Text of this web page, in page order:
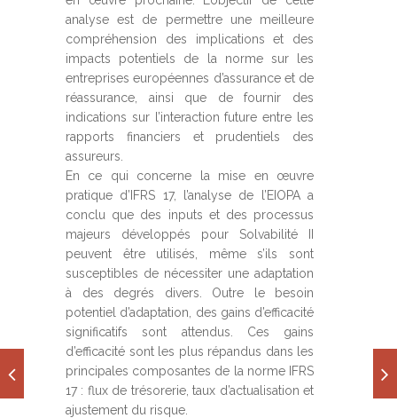
analyse est de permettre une meilleure
compréhension des implications et des
impacts potentiels de la norme sur les
entreprises européennes d’assurance et de
réassurance, ainsi que de fournir des
indications sur l’interaction future entre les
rapports financiers et prudentiels des
assureurs.
En ce qui concerne la mise en œuvre
pratique d’IFRS 17, l’analyse de l’EIOPA a
conclu que des inputs et des processus
majeurs développés pour Solvabilité II
peuvent être utilisés, même s’ils sont
susceptibles de nécessiter une adaptation
à des degrés divers. Outre le besoin
potentiel d’adaptation, des gains d’efficacité
significatifs sont attendus. Ces gains
d’efficacité sont les plus répandus dans les
principales composantes de la norme IFRS
17 : flux de trésorerie, taux d’actualisation et
ajustement du risque.